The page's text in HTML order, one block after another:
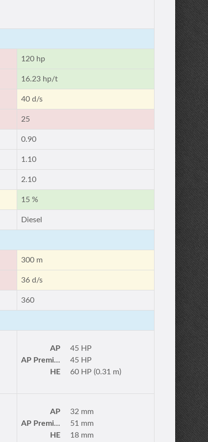
120 hp
16.23 hp/t
40 d/s
25
0.90
1.10
2.10
15 %
Diesel
300 m
36 d/s
360
AP
45 HP
AP Premium
45 HP
HE
60 HP (0.31 m)
AP
32 mm
AP Premium
51 mm
HE
18 mm